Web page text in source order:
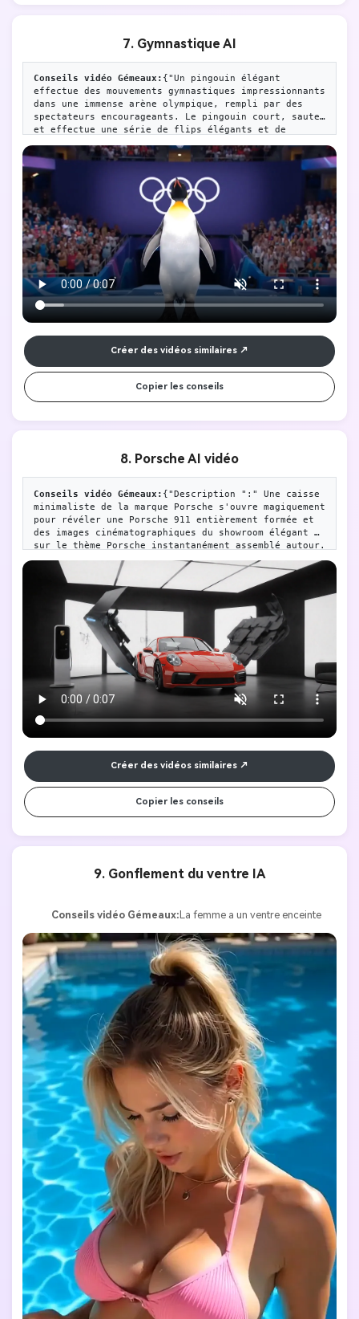
7. Gymnastique AI
Conseils vidéo Gémeaux: {"Un pingouin élégant
effectue des mouvements gymnastiques impressionnants
dans une immense arène olympique, rempli par des
spectateurs encourageants. Le pingouin court, saute
et effectue une série de flips élégants et de
Après avoir terminé ses mouvements, la girafe se
termine par un grand flip, se tenant fermement
debout dans une posture fière. Le symbole olympique
est bien visible en arrière-plan et l'ambiance est
animée et excitante. Lumière brillante, haute
qualité, 8 secondes. "}
Créer des vidéos similaires
Copier les conseils
8. Porsche AI vidéo
Conseils vidéo Gémeaux: {"Description ":" Une caisse
minimaliste de la marque Porsche s'ouvre magiquement
pour révéler une Porsche 911 entièrement formée et
des images cinématographiques du showroom élégant
sur le thème Porsche instantanément assemblé autour.
Grand angle fixe avec un zoom subtil sur les
transitions critiques "," Éclairage ":" Contrôlé,
high-tech, transition du sombre au lumineux et
propre "," Room ":" Un espace futuriste vide se
transforme en un showroom Porsche minimaliste ","
Elements ": [" Caisses de la marque Porsche (joints
lumineux) "," Véhicules Porsche 911 "," Bornes de
charge "," Panneau d'affichage minimaliste ","
Éclairage ambiant "]," Sport ":" Panneau d'affichage
minimaliste "," End ":" Élément d'affichage élégant
"," Élément d'affichage élégant "," End ":" Élément
d'affichage précis et rapide, "End": "Élément
d'affichage", "End": "Original, séduisant Porsche
911", "End": "Aucun", "End": "Aucun", "End": "16:9",
"Porsche 911"
Créer des vidéos similaires
Copier les conseils
9. Gonflement du ventre IA
Conseils vidéo Gémeaux: La femme a un ventre enceinte